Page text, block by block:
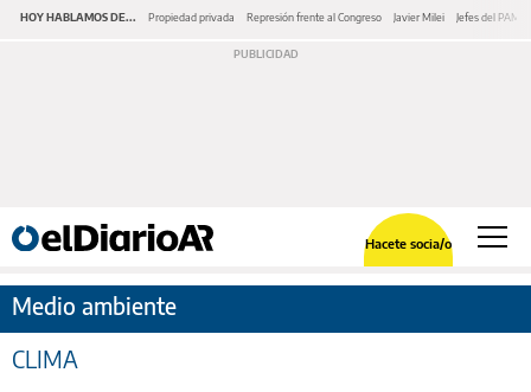
HOY HABLAMOS DE... Propiedad privada Represión frente al Congreso Javier Milei Jefes del PAMI
Hacete socia/o
Medio ambiente
CLIMA